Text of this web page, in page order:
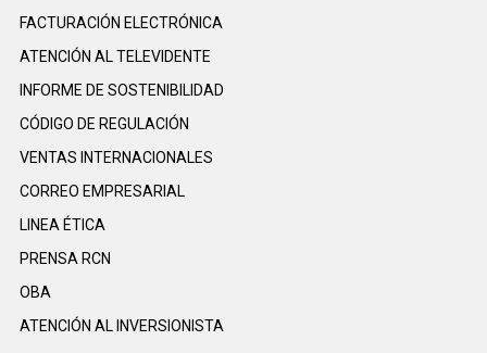
FACTURACIÓN ELECTRÓNICA
ATENCIÓN AL TELEVIDENTE
INFORME DE SOSTENIBILIDAD
CÓDIGO DE REGULACIÓN
VENTAS INTERNACIONALES
CORREO EMPRESARIAL
LINEA ÉTICA
PRENSA RCN
OBA
ATENCIÓN AL INVERSIONISTA